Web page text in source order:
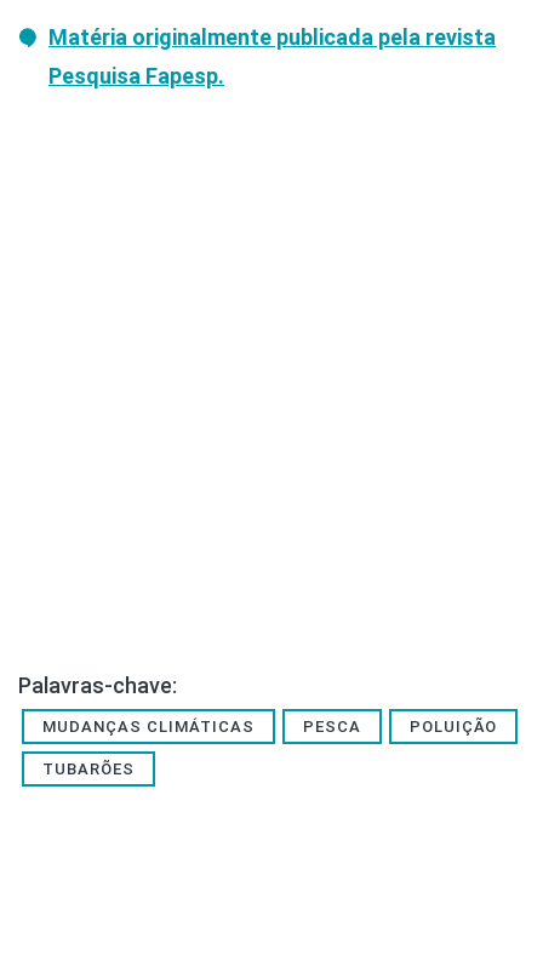
Matéria originalmente publicada pela revista
Pesquisa Fapesp.
Palavras-chave:
MUDANÇAS CLIMÁTICAS PESCA POLUIÇÃO
TUBARÕES